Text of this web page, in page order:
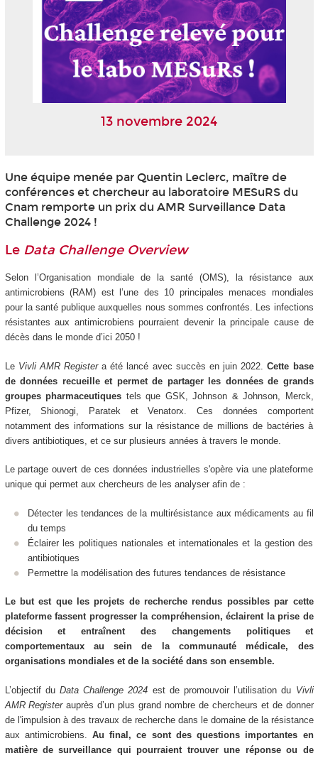
13 novembre 2024
Une équipe menée par Quentin Leclerc, maître de
conférences et chercheur au laboratoire MESuRS du
Cnam remporte un prix du AMR Surveillance Data
Challenge 2024 !
Le Data Challenge Overview
Selon l’Organisation mondiale de la santé (OMS), la résistance aux
antimicrobiens (RAM) est l’une des 10 principales menaces mondiales
pour la santé publique auxquelles nous sommes confrontés. Les infections
résistantes aux antimicrobiens pourraient devenir la principale cause de
décès dans le monde d’ici 2050 !
Le Vivli AMR Registera été lancé avec succès en juin 2022.Cette base
de données recueille et permet de partager les données de grands
groupes pharmaceutiques tels que GSK, Johnson & Johnson, Merck,
Pfizer, Shionogi, Paratek et Venatorx. Ces données comportent
notamment des informations sur la résistance de millions de bactéries à
divers antibiotiques, et ce sur plusieurs années à travers le monde.
Le partage ouvert de ces données industrielles s'opère via une plateforme
unique qui permet aux chercheurs de les analyser afin de :
Détecter les tendances de la multirésistance aux médicaments au fil
du temps
Éclairer les politiques nationales et internationales et la gestion des
antibiotiques
Permettre la modélisation des futures tendances de résistance
Le but est que les projets de recherche rendus possibles par cette
plateforme fassent progresser la compréhension, éclairent la prise de
décision et entraînent des changements politiques et
comportementaux au sein de la communauté médicale, des
organisations mondiales et de la société dans son ensemble.
L’objectif du Data Challenge 2024 est de promouvoir l’utilisation du Vivli
AMR Registerauprès d’un plus grand nombre de chercheurs et de donner
de l'impulsion à des travaux de recherche dans le domaine de la résistance
aux antimicrobiens. Au final, ce sont des questions importantes en
matière de surveillance qui pourraient trouver une réponse ou de